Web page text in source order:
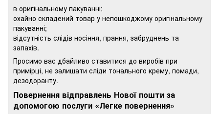
в оригінальному пакуванні;
охайно складений товар у непошкоджому оригінальному
пакуванні;
відсутність слідів носіння, прання, забруднень та
запахів.
Просимо вас дбайливо ставитися до виробів при
примірці, не залишати сліди тонального крему, помади,
дезодоранту.
Повернення відправлень Нової пошти за
допомогою послуги «Легке повернення»